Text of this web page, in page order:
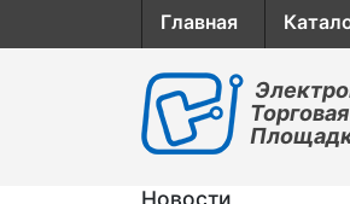
Главная
Торговая
Новости